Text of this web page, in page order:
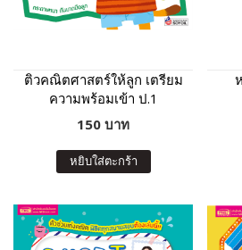
ติวคณิตศาสตร์ให้ลูก เตรียม
ความพร้อมเข้า ป.1
โรงเรียนสาธิตและโรงเรียน
ในเครือคาทอลิก (ฉบับ
ปรับปรุง)
150 บาท
หยิบใส่ตะกร้า